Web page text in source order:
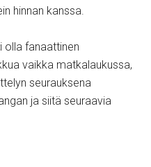
hinnan kanssa.
olla fanaattinen
vaikka matkalaukussa,
seurauksena
ja siitä seuraavia